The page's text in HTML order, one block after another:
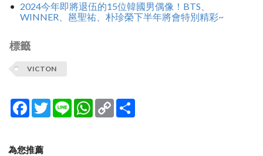
2024今年即將退伍的15位韓國男偶像！BTS、
WINNER、邕聖祐、朴珍榮下半年將會特別精彩~
標籤
VICTON
Facebook
TwitterLine WhatsApp
Copy
Link
為您推薦